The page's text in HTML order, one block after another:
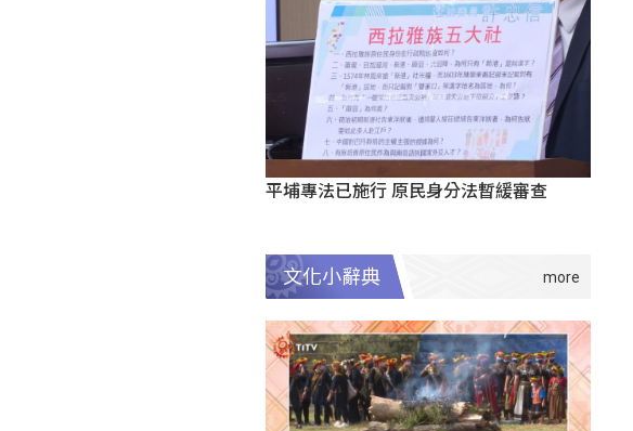
平埔專法已施行 原民身分法暫緩審查
文化小辭典